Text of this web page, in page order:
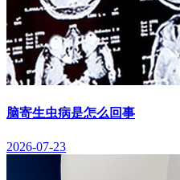
脑寄生虫病是怎么回事
2026-07-23